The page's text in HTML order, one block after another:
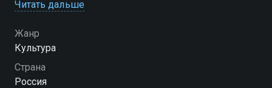
в курсе событий!
Читать дальше
Жанр
Культура
Страна
Россия